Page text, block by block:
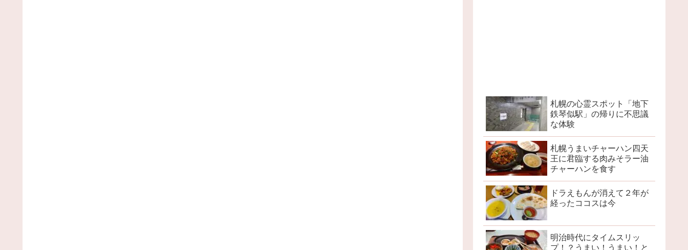
札幌の心霊スポット「地下
鉄琴似駅」の帰りに不思議
な体験
札幌うまいチャーハン四天
王に君臨する肉みそラー油
チャーハンを食す
ドラえもんが消えて２年が
経ったココスは今
明治時代にタイムスリッ
プ！？うまい！うまい！と